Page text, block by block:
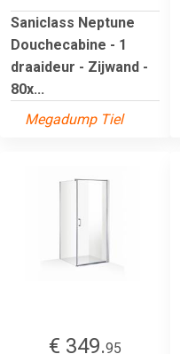
Saniclass Neptune
Douchecabine - 1
draaideur - Zijwand -
80x...
Megadump Tiel
€ 349.95